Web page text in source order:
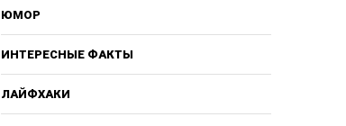
ЮМОР
ИНТЕРЕСНЫЕ ФАКТЫ
ЛАЙФХАКИ